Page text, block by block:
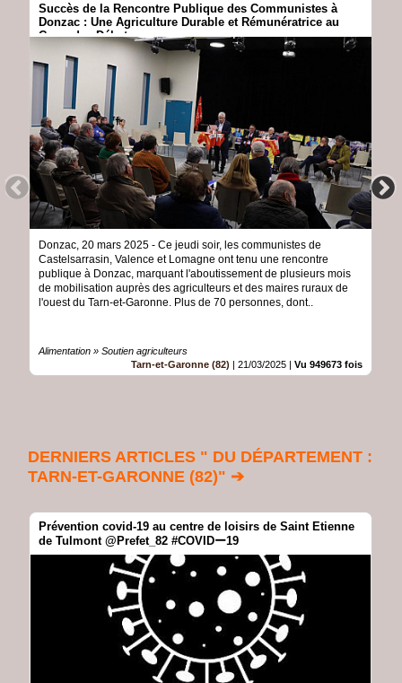
Succès de la Rencontre Publique des Communistes à
Donzac : Une Agriculture Durable et Rémunératrice au
Cœur des Débats
Donzac, 20 mars 2025 - Ce jeudi soir, les communistes de
Castelsarrasin, Valence et Lomagne ont tenu une rencontre
publique à Donzac, marquant l'aboutissement de plusieurs mois
de mobilisation auprès des agriculteurs et des maires ruraux de
l'ouest du Tarn-et-Garonne. Plus de 70 personnes, dont..
Alimentation » Soutien agriculteurs
Tarn-et-Garonne (82) | 21/03/2025 | Vu 949673 fois
DERNIERS ARTICLES " DU DÉPARTEMENT :
TARN-ET-GARONNE (82)" ➔
Prévention covid-19 au centre de loisirs de Saint Etienne
de Tulmont @Prefet_82 #COVIDー19